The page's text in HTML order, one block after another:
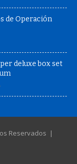
de Operación
deluxe box set
Reservados |